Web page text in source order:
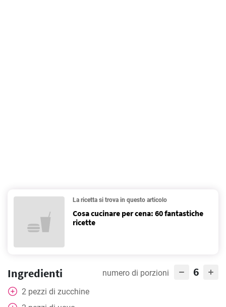
La ricetta si trova in questo articolo
Cosa cucinare per cena: 60 fantastiche
ricette
Ingredienti numero di porzioni 6
2 pezzi di zucchine